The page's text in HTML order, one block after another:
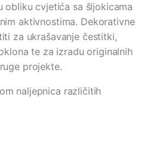
obliku cvjetića sa šljokicama
aktivnostima. Dekorativne
za ukrašavanje čestitki,
te za izradu originalnih
projekte.
naljepnica različitih